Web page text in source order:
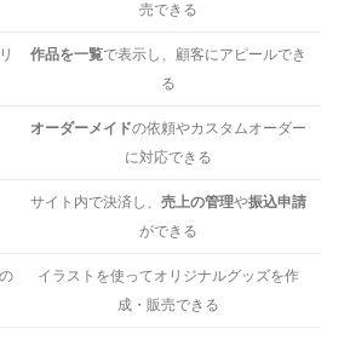
売できる
作品を一覧で表示し、顧客にアピールでき
る
オーダーメイドの依頼やカスタムオーダー
に対応できる
サイト内で決済し、 売上の管理や振込申請
ができる
イラストを使ってオリジナルグッズを作
成・販売できる